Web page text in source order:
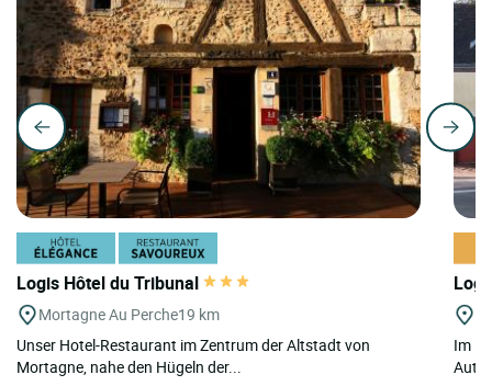
Logis Hôtel du Tribunal
Mortagne Au Perche19 km
Unser Hotel-Restaurant im Zentrum der Altstadt von
Mortagne, nahe den Hügeln der...
Im